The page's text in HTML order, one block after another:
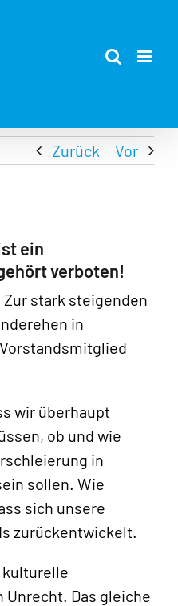
Zurück Vor
ein
verboten!
Zur stark steigenden
in
wir überhaupt
ob und wie
in
sollen. Wie
sich unsere
zurückentwickelt.
kulturelle
Das gleiche